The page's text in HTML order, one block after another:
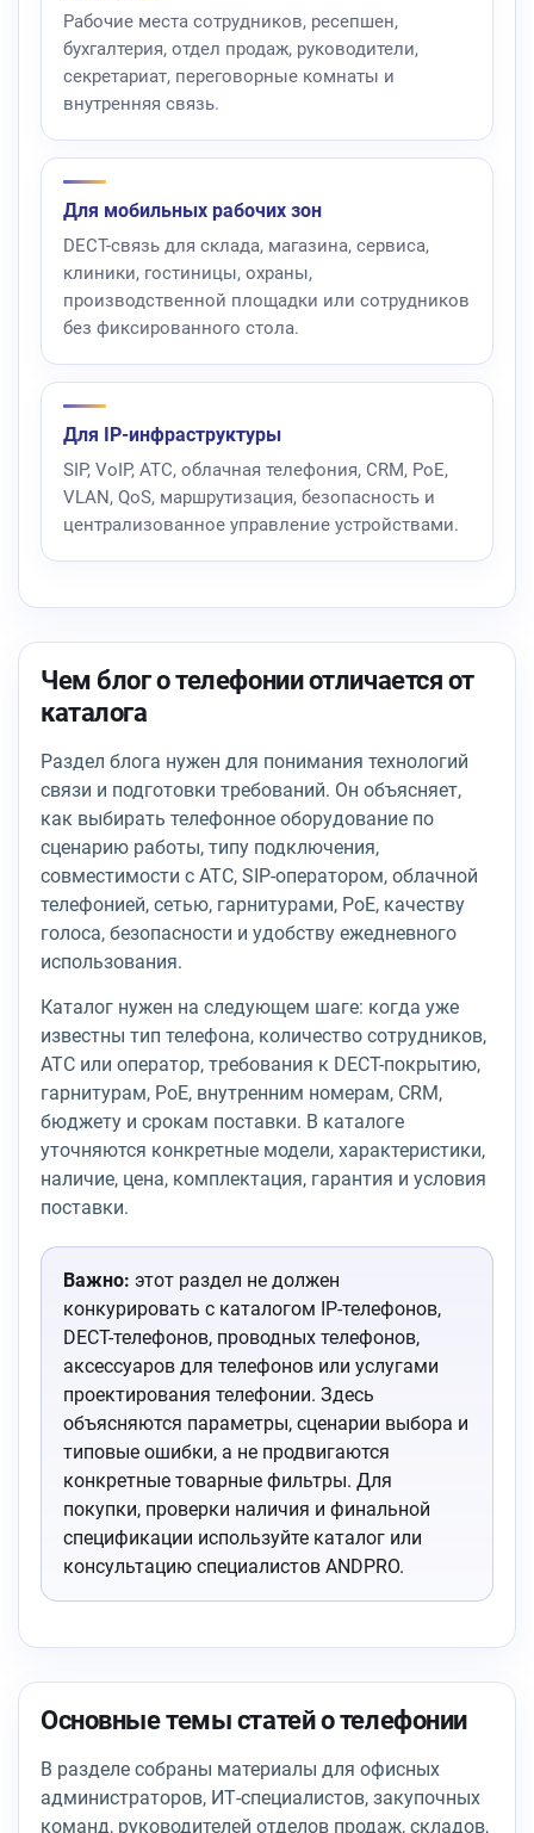
Рабочие места сотрудников, ресепшен,
бухгалтерия, отдел продаж, руководители,
секретариат, переговорные комнаты и
внутренняя связь.
Для мобильных рабочих зон
DECT-связь для склада, магазина, сервиса,
клиники, гостиницы, охраны,
производственной площадки или сотрудников
без фиксированного стола.
Для IP-инфраструктуры
SIP, VoIP, АТС, облачная телефония, CRM, PoE,
VLAN, QoS, маршрутизация, безопасность и
централизованное управление устройствами.
Чем блог о телефонии отличается от
каталога
Раздел блога нужен для понимания технологий
связи и подготовки требований. Он объясняет,
как выбирать телефонное оборудование по
сценарию работы, типу подключения,
совместимости с АТС, SIP-оператором, облачной
телефонией, сетью, гарнитурами, PoE, качеству
голоса, безопасности и удобству ежедневного
использования.
Каталог нужен на следующем шаге: когда уже
известны тип телефона, количество сотрудников,
АТС или оператор, требования к DECT-покрытию,
гарнитурам, PoE, внутренним номерам, CRM,
бюджету и срокам поставки. В каталоге
уточняются конкретные модели, характеристики,
наличие, цена, комплектация, гарантия и условия
поставки.
Важно:
конкурировать с каталогом IP-телефонов,
DECT-телефонов, проводных телефонов,
аксессуаров для телефонов или услугами
проектирования телефонии. Здесь
объясняются параметры, сценарии выбора и
типовые ошибки, а не продвигаются
конкретные товарные фильтры. Для
покупки, проверки наличия и финальной
спецификации используйте каталог или
консультацию специалистов ANDPRO.
Основные темы статей о телефонии
В разделе собраны материалы для офисных
администраторов, ИТ-специалистов, закупочных
команд, руководителей отделов продаж, складов,